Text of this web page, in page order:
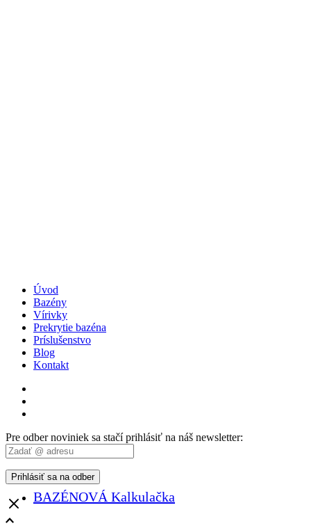
Úvod
Bazény
Vírivky
Prekrytie bazéna
Príslušenstvo
Blog
Kontakt
Pre odber noviniek sa stačí prihlásiť na náš newsletter:
Close BAZÉNOVÁ Kalkulačka